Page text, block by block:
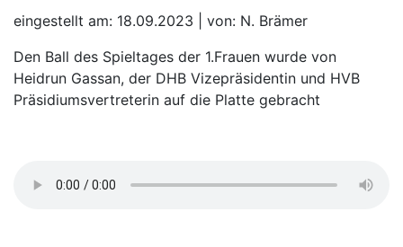
eingestellt am: 18.09.2023 | von: N. Brämer
Den Ball des Spieltages der 1.Frauen wurde von
Heidrun Gassan, der DHB Vizepräsidentin und HVB
Präsidiumsvertreterin auf die Platte gebracht